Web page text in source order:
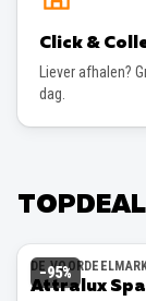
Click &
Liever afhalen?
dag.
−95%
DE
Attralux